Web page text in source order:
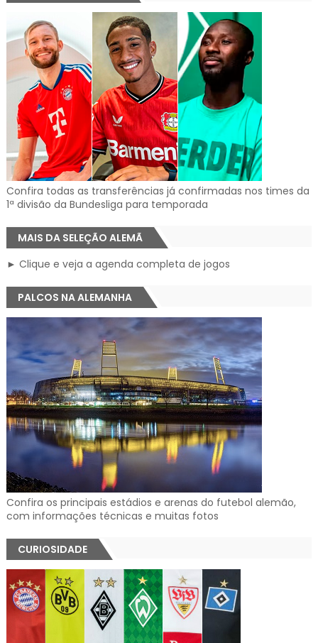
Confira todas as transferências já confirmadas nos times da
1ª divisão da Bundesliga para temporada
MAIS DA SELEÇÃO ALEMÃ
► Clique e veja a agenda completa de jogos
PALCOS NA ALEMANHA
Confira os principais estádios e arenas do futebol alemão,
com informações técnicas e muitas fotos
CURIOSIDADE